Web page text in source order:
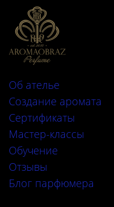
Об ателье
Создание аромата
Сертификаты
Мастер-классы
Обучение
Отзывы
Блог парфюмера